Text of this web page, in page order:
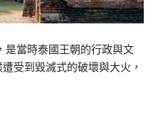
是當時泰國王朝的行政與文
受到毀滅式的破壞與大火，